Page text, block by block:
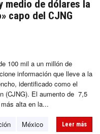
medio de dólares la
capo del CJNG
100 mil a un millón de
información que lleve a la
identificado como el
(CJNG). El aumento de 7,5
alta en la...
México Leer más